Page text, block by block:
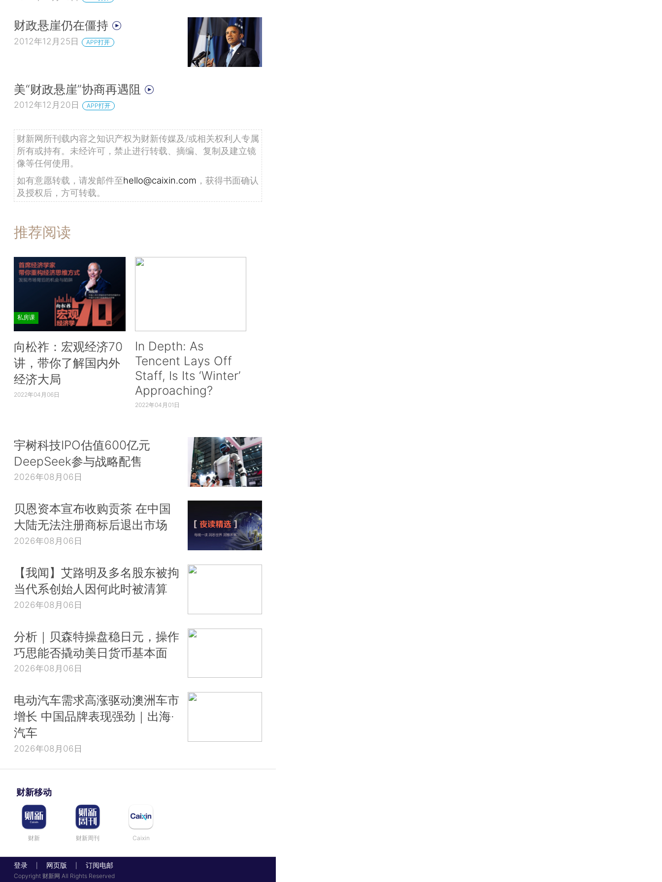
财政悬崖仍在僵持
2012年12月25日 APP打开
美“财政悬崖”协商再遇阻
2012年12月20日 APP打开
财新网所刊载内容之知识产权为财新传媒及/或相关权利人专属
所有或持有。未经许可，禁止进行转载、摘编、复制及建立镜
像等任何使用。
如有意愿转载，请发邮件至hello@caixin.com ，获得书面确认
及授权后，方可转载。
推荐阅读
私房课
向松祚：宏观经济70
讲，带你了解国内外
经济大局
2022年04月06日
In Depth: As
Tencent Lays Off
Staff, Is Its ‘Winter’
Approaching?
2022年04月01日
宇树科技IPO估值600亿元
DeepSeek参与战略配售
2026年08月06日
贝恩资本宣布收购贡茶 在中国
大陆无法注册商标后退出市场
2026年08月06日
【我闻】艾路明及多名股东被拘
当代系创始人因何此时被清算
2026年08月06日
分析｜贝森特操盘稳日元，操作
巧思能否撬动美日货币基本面
2026年08月06日
电动汽车需求高涨驱动澳洲车市
增长 中国品牌表现强劲｜出海·
汽车
2026年08月06日
财新移动
财新 财新周刊 Caixin
登录 网页版 订阅电邮
Copyright 财新网 All Rights Reserved